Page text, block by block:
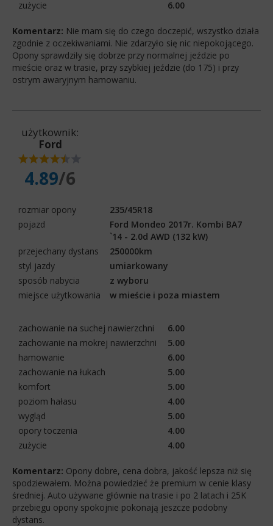
zużycie 6.00
Komentarz: Nie mam się do czego doczepić, wszystko działa
zgodnie z oczekiwaniami. Nie zdarzyło się nic niepokojącego.
Opony sprawdziły się dobrze przy normalnej jeździe po
mieście oraz w trasie, przy szybkiej jeździe (do 175) i przy
ostrym awaryjnym hamowaniu.
użytkownik:
Ford
4.89/6
rozmiar opony
235/45R18
pojazd
Ford Mondeo 2017r. Kombi BA7
`14 - 2.0d AWD (132 kW)
przejechany dystans
250000km
styl jazdy
umiarkowany
sposób nabycia
z wyboru
miejsce użytkowania
w mieście i poza miastem
zachowanie na suchej nawierzchni
6.00
zachowanie na mokrej nawierzchni
5.00
hamowanie
6.00
zachowanie na łukach
5.00
komfort
5.00
poziom hałasu
4.00
wygląd
5.00
opory toczenia
4.00
zużycie
4.00
Komentarz: Opony dobre, cena dobra, jakość lepsza niż się
spodziewałem. Można powiedzieć że premium w cenie klasy
średniej. Auto używane głównie na trasie i po 2 latach i 25K
przebiegu opony spokojnie pokonają jeszcze podobny
dystans.